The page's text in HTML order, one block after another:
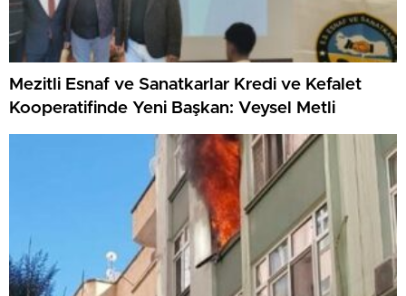
Mezitli Esnaf ve Sanatkarlar Kredi ve Kefalet
Kooperatifinde Yeni Başkan: Veysel Metli